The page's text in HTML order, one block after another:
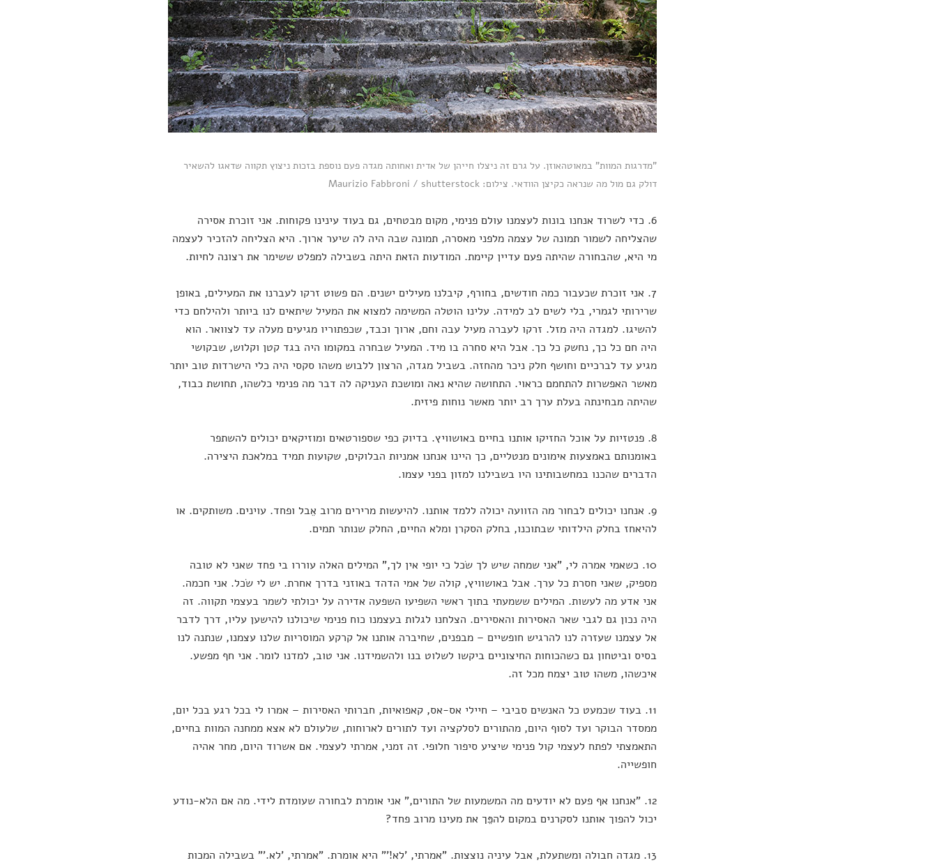
"מדרגות המוות" במאוטהאוזן. על גרם זה ניצלו חייהן של אדית ואחותה מגדה פעם נוספת בזכות ניצוץ תקווה שדאגו להשאיר
דולק גם מול מה שנראה כקיצן הוודאי. צילום: Maurizio Fabbroni / shutterstock
6. כדי לשרוד אנחנו בונות לעצמנו עולם פנימי, מקום מבטחים, גם בעוד עינינו פקוחות. אני זוכרת אסירה
שהצליחה לשמור תמונה של עצמה מלפני מאסרה, תמונה שבה היה לה שיער ארוך. היא הצליחה להזכיר לעצמה
מי היא, שהבחורה שהיתה פעם עדיין קיימת. המודעות הזאת היתה בשבילה למפלט ששימר את רצונה לחיות.
7. אני זוכרת שכעבור כמה חודשים, בחורף, קיבלנו מעילים ישנים. הם פשוט זרקו לעברנו את המעילים, באופן
שרירותי לגמרי, בלי לשים לב למידה. עלינו הוטלה המשימה למצוא את המעיל שיתאים לנו ביותר ולהילחם כדי
להשיגו. למגדה היה מזל. זרקו לעברה מעיל עבה וחם, ארוך וכבד, שכפתוריו מגיעים מעלה עד לצוואר. הוא
היה חם כל כך, נחשק כל כך. אבל היא סחרה בו מיד. המעיל שבחרה במקומו היה בגד קטן וקלוש, שבקושי
מגיע עד לברכיים וחושף חלק ניכר מהחזה. בשביל מגדה, הרצון ללבוש משהו סקסי היה כלי הישרדות טוב יותר
מאשר האפשרות להתחמם כראוי. התחושה שהיא נאה ומושכת העניקה לה דבר מה פנימי כלשהו, תחושת כבוד,
שהיתה מבחינתה בעלת ערך רב יותר מאשר נוחות פיזית.
8. פנטזיות על אוכל החזיקו אותנו בחיים באושוויץ. בדיוק כפי שספורטאים ומוזיקאים יכולים להשתפר
באומנותם באמצעות אימונים מנטליים, כך היינו אנחנו אמניות הבלוקים, שקועות תמיד במלאכת היצירה.
הדברים שהכנו במחשבותינו היו בשבילנו למזון בפני עצמו.
9. אנחנו יכולים לבחור מה הזוועה יכולה ללמד אותנו. להיעשות מרירים מרוב אֵבל ופחד. עוינים. משותקים. או
להיאחז בחלק הילדותי שבתוכנו, בחלק הסקרן ומלא החיים, החלק שנותר תמים.
10. כשאמי אמרה לי, "אני שמחה שיש לך שׂכל כי יופי אין לך," המילים האלה עוררו בי פחד שאני לא טובה
מספיק, שאני חסרת כל ערך. אבל באושוויץ, קולה של אמי הדהד באוזני בדרך אחרת. יש לי שׂכל. אני חכמה.
אני אדע מה לעשות. המילים ששמעתי בתוך ראשי השפיעו השפעה אדירה על יכולתי לשמר בעצמי תקווה. זה
היה נכון גם לגבי שאר האסירות והאסירים. הצלחנו לגלות בעצמנו כוח פנימי שיכולנו להישען עליו, דרך לדבר
אל עצמנו שעזרה לנו להרגיש חופשיים – מבפנים, שחיברה אותנו אל קרקע המוסריות שלנו עצמנו, שנתנה לנו
בסיס וביטחון גם כשהכוחות החיצוניים ביקשו לשלוט בנו ולהשמידנו. אני טוב, למדנו לומר. אני חף מפשע.
איכשהו, משהו טוב יצמח מכל זה.
11. בעוד שכמעט כל האנשים סביבי – חיילי אס‑אס, קאפואיות, חברותי האסירות – אמרו לי בכל רגע בכל יום,
ממסדר הבוקר ועד לסוף היום, מהתורים לסלקציה ועד לתורים לארוחות, שלעולם לא אצא ממחנה המוות בחיים,
התאמצתי לפתח לעצמי קול פנימי שיציע סיפור חלופי. זה זמני, אמרתי לעצמי. אם אשרוד היום, מחר אהיה
חופשייה.
12. "אנחנו אף פעם לא יודעים מה המשמעות של התורים," אני אומרת לבחורה שעומדת לידי. מה אם הלא‑נודע
יכול להפוך אותנו לסקרנים במקום להפֵּך את מעינו מרוב פחד?
13. מגדה חבולה ומשתעלת, אבל עיניה נוצצות. "אמרתי, 'לא!'" היא אומרת. "אמרתי, 'לא.'" בשבילה המכות